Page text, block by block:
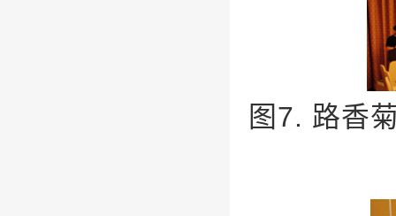
图7. 路香